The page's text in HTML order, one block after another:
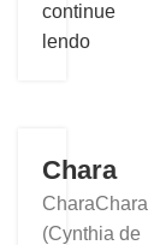
continue
lendo
Chara
CharaChara
(Cynthia de